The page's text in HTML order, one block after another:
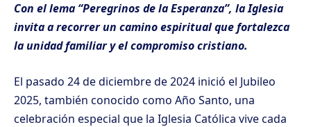
Con el lema “Peregrinos de la Esperanza”, la Iglesia
invita a recorrer un camino espiritual que fortalezca
la unidad familiar y el compromiso cristiano.
El pasado 24 de diciembre de 2024 inició el Jubileo
2025, también conocido como Año Santo, una
celebración especial que la Iglesia Católica vive cada